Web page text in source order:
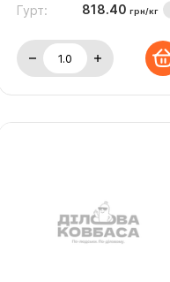
Гурт: 818.40 грн/кг